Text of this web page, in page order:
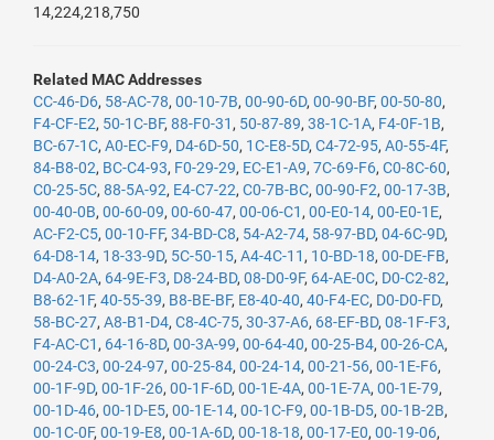
14,224,218,750
Related MAC Addresses
CC-46-D6, 58-AC-78, 00-10-7B, 00-90-6D, 00-90-BF, 00-50-80,
F4-CF-E2, 50-1C-BF, 88-F0-31 , 50-87-89, 38-1C-1A, F4-0F-1B,
BC-67-1C, A0-EC-F9, D4-6D-50, 1C-E8-5D, C4-72-95, A0-55-4F,
84-B8-02, BC-C4-93, F0-29-29, EC-E1-A9, 7C-69-F6, C0-8C-60,
C0-25-5C, 88-5A-92, E4-C7-22, C0-7B-BC, 00-90-F2, 00-17-3B,
00-40-0B, 00-60-09, 00-60-47, 00-06-C1 , 00-E0-14, 00-E0-1E,
AC-F2-C5, 00-10-FF, 34-BD-C8, 54-A2-74, 58-97-BD, 04-6C-9D,
64-D8-14, 18-33-9D, 5C-50-15, A4-4C-11 , 10-BD-18, 00-DE-FB,
D4-A0-2A, 64-9E-F3, D8-24-BD, 08-D0-9F, 64-AE-0C, D0-C2-82,
B8-62-1F, 40-55-39, B8-BE-BF, E8-40-40, 40-F4-EC, D0-D0-FD,
58-BC-27, A8-B1-D4, C8-4C-75, 30-37-A6, 68-EF-BD, 08-1F-F3,
F4-AC-C1 , 64-16-8D, 00-3A-99, 00-64-40, 00-25-B4, 00-26-CA,
00-24-C3, 00-24-97, 00-25-84, 00-24-14, 00-21-56, 00-1E-F6,
00-1F-9D, 00-1F-26, 00-1F-6D, 00-1E-4A, 00-1E-7A, 00-1E-79,
00-1D-46, 00-1D-E5, 00-1E-14, 00-1C-F9, 00-1B-D5, 00-1B-2B,
00-1C-0F, 00-19-E8, 00-1A-6D, 00-18-18, 00-17-E0, 00-19-06,